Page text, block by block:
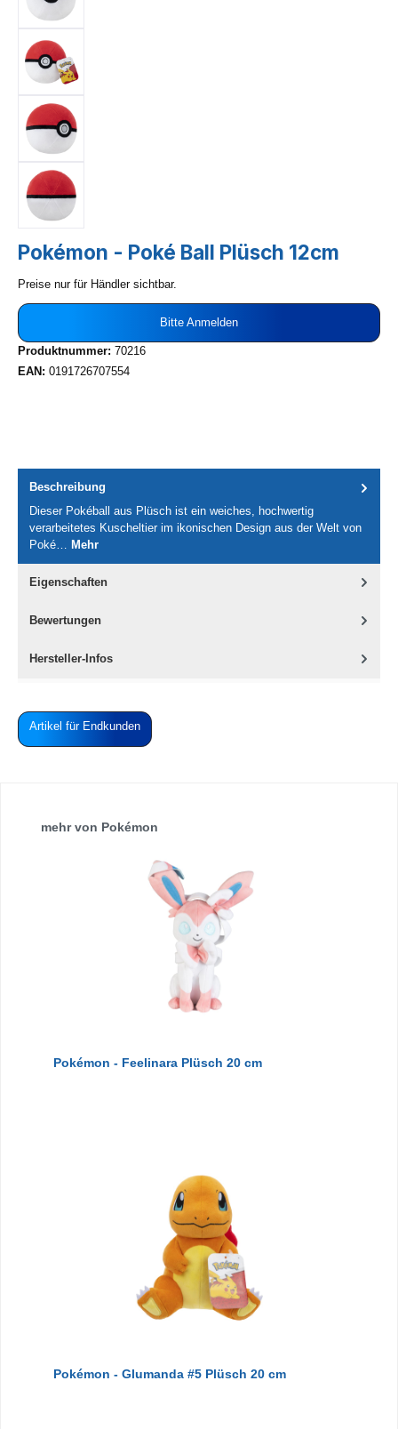
Pokémon - Poké Ball Plüsch 12cm
Preise nur für Händler sichtbar.
Bitte Anmelden
Produktnummer: 70216
EAN: 0191726707554
Beschreibung
Dieser Pokéball aus Plüsch ist ein weiches, hochwertig
verarbeitetes Kuscheltier im ikonischen Design aus der Welt von
Poké…
Mehr
Eigenschaften
Bewertungen
Hersteller-Infos
Artikel für Endkunden
Produktgalerie überspringen
mehr von Pokémon
Pokémon - Feelinara Plüsch 20 cm
Pokémon - Glumanda #5 Plüsch 20 cm